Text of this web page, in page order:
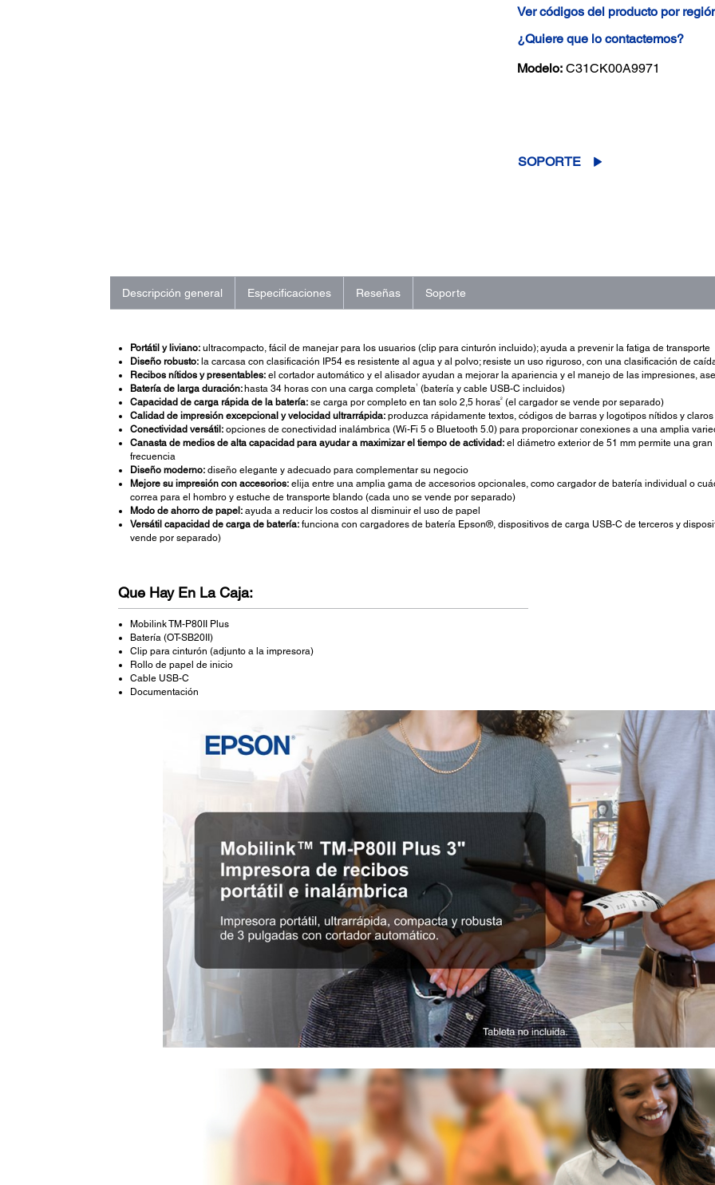
Ver códigos del producto por
¿Quiere que lo contactemos?
Modelo: C31CK00A9971
Enlace
en
SOPORTE
Descripción general Especificaciones Reseñas Soporte
Portátil y liviano:ultracompacto, fácil de manejar para los usuarios (clip para cinturón incluido); ayuda a prevenir la fatiga de transporte
Diseño robusto:la carcasa con clasificación IP54 es resistente al agua y al polvo; resiste un uso riguroso, con una clasificación de
Recibos nítidos y presentables:el cortador automático y el alisador ayudan a mejorar la apariencia y el manejo de las impresiones,
Batería de larga duración: hasta 34 horas con una carga completa1
(batería y cable USB-C incluidos)
Capacidad de carga rápida de la batería:se carga por completo en tan solo 2,5 horas2(el cargador se vende por separado)
Calidad de impresión excepcional y velocidad ultrarrápida:produzca rápidamente textos, códigos de barras y logotipos nítidos y
Conectividad versátil:opciones de conectividad inalámbrica (Wi-Fi 5 o Bluetooth 5.0) para proporcionar conexiones a una amplia
Canasta de medios de alta capacidad para ayudar a maximizar el tiempo de actividad:el diámetro exterior de 51 mm permite una
frecuencia
Diseño moderno:diseño elegante y adecuado para complementar su negocio
Mejore su impresión con accesorios:elija entre una amplia gama de accesorios opcionales, como cargador de batería individual o
correa para el hombro y estuche de transporte blando (cada uno se vende por separado)
Modo de ahorro de papel:ayuda a reducir los costos al disminuir el uso de papel
Versátil capacidad de carga de batería:funciona con cargadores de batería Epson®, dispositivos de carga USB-C de terceros y
vende por separado)
Que Hay En La Caja:
Mobilink TM-P80II Plus
Batería (OT-SB20II)
Clip para cinturón (adjunto a la impresora)
Rollo de papel de inicio
Cable USB-C
Documentación